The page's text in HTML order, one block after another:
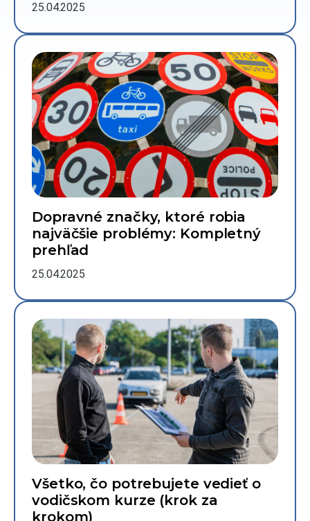
25.04.2025
Dopravné značky, ktoré robia
najväčšie problémy: Kompletný
prehľad
25.04.2025
Všetko, čo potrebujete vedieť o
vodičskom kurze (krok za
krokom)